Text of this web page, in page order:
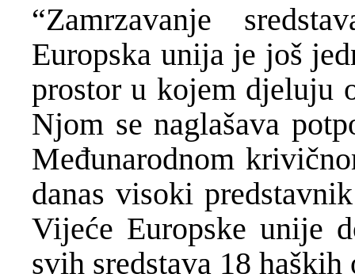
“Zamrzavanje
Europska unija je još
prostor u kojem djeluju
Njom se naglašava
Međunarodnom
danas visoki
Vijeće Europske unije
svih sredstava 18 haških